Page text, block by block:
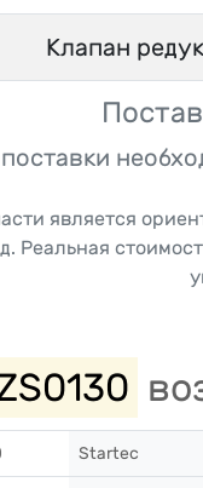
Клапан
является
Реальная
Startec